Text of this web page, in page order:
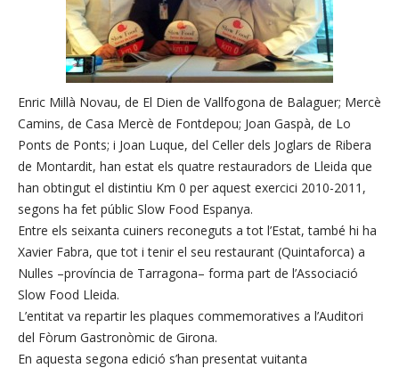
Enric Millà Novau, de El Dien de Vallfogona de Balaguer; Mercè
Camins, de Casa Mercè de Fontdepou; Joan Gaspà, de Lo
Ponts de Ponts; i Joan Luque, del Celler dels Joglars de Ribera
de Montardit, han estat els quatre restauradors de Lleida que
han obtingut el distintiu Km 0 per aquest exercici 2010-2011,
segons ha fet públic Slow Food Espanya.
Entre els seixanta cuiners reconeguts a tot l’Estat, també hi ha
Xavier Fabra, que tot i tenir el seu restaurant (Quintaforca) a
Nulles –província de Tarragona– forma part de l’Associació
Slow Food Lleida.
L’entitat va repartir les plaques commemoratives a l’Auditori
del Fòrum Gastronòmic de Girona.
En aquesta segona edició s’han presentat vuitanta